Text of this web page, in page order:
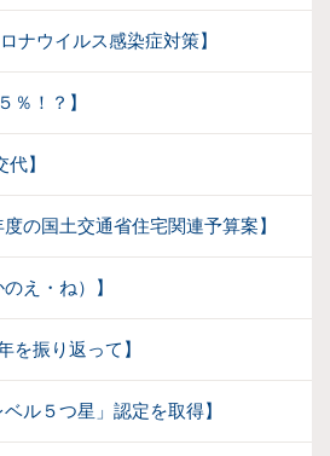
ナウイルス感染症対策】
％！？】
】
の国土交通省住宅関連予算案】
え・ね）】
を振り返って】
ル５つ星」認定を取得】